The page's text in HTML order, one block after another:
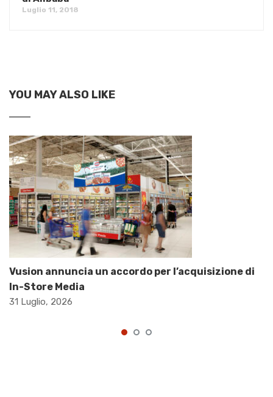
Luglio 11, 2018
YOU MAY ALSO LIKE
Vusion annuncia un accordo per l’acquisizione di
In-Store Media
31 Luglio, 2026